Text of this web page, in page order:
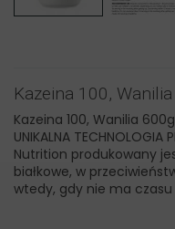
Kazeina 100,
Kazeina 100, Wanilia
UNIKALNA
Nutrition produkowany
białkowe, w
wtedy, gdy nie ma czasu